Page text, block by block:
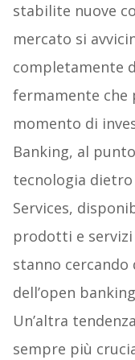
stabilite nuove
mercato si
completamente
fermamente che
momento di
Banking, al
tecnologia dietro
Services,
prodotti e
stanno
dell’open
Un’altra
sempre più